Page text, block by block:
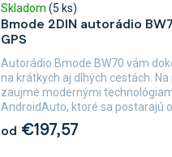
Bmode 2DIN autorádio
GPS
Skladom (5 ks)
od €197,57
Autorádio Bmode BW70 vám
na krátkych aj dlhých cestách. Na
zaujme modernými
AndroidAuto, ktoré sa postarajú